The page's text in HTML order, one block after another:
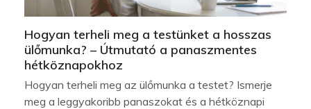
Hogyan terheli meg a testünket a hosszas
ülőmunka? – Útmutató a panaszmentes
hétköznapokhoz
Hogyan terheli meg az ülőmunka a testet? Ismerje
meg a leggyakoribb panaszokat és a hétköznapi